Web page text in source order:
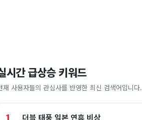
시간 급상승 키워드
재 사용자들의 관심사를 반영한 최신 검색어입니다.
더블 태풍 일본 연휴 비상